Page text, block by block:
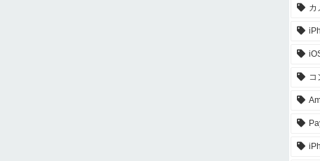
カ
コ